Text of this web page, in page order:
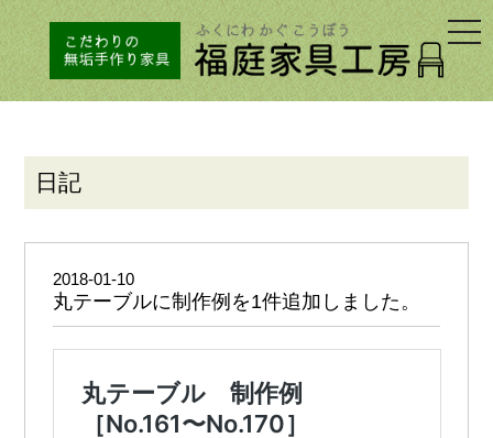
日記
2018-01-10
丸テーブルに制作例を1件追加しました。